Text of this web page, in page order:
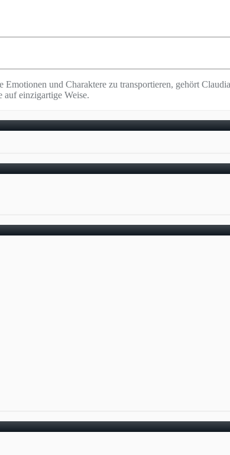
und Charaktere zu transportieren, gehört
auf einzigartige Weise.